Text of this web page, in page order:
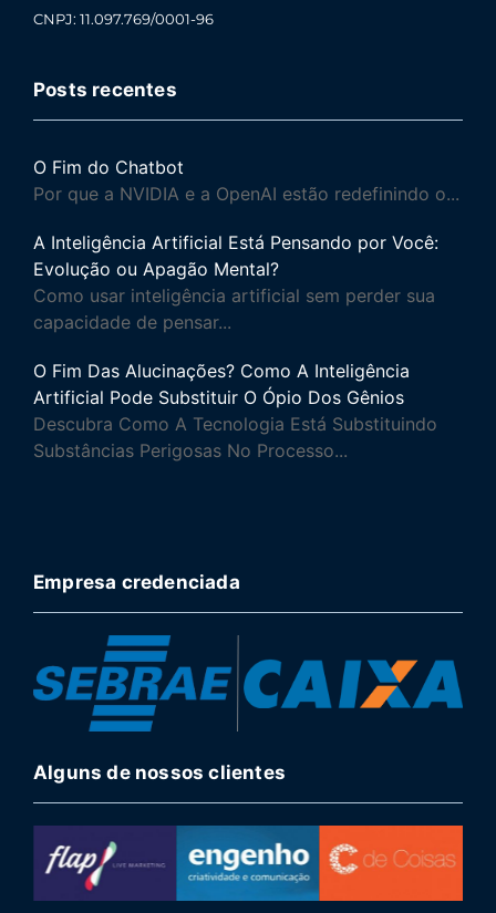
CNPJ: 11.097.769/0001-96
Posts recentes
O Fim do Chatbot
Por que a NVIDIA e a OpenAI estão redefinindo o...
A Inteligência Artificial Está Pensando por Você:
Evolução ou Apagão Mental?
Como usar inteligência artificial sem perder sua
capacidade de pensar...
O Fim Das Alucinações? Como A Inteligência
Artificial Pode Substituir O Ópio Dos Gênios
Descubra Como A Tecnologia Está Substituindo
Substâncias Perigosas No Processo...
Empresa credenciada
Alguns de nossos clientes